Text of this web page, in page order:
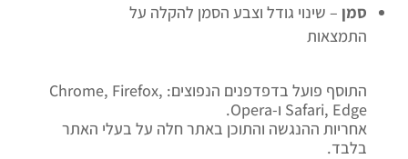
סמן – שינוי גודל וצבע הסמן להקלה על
התמצאות
התוסף פועל בדפדפנים הנפוצים: Chrome, Firefox,
Safari, Edge ו-Opera.
אחריות ההנגשה והתוכן באתר חלה על בעלי האתר
בלבד.